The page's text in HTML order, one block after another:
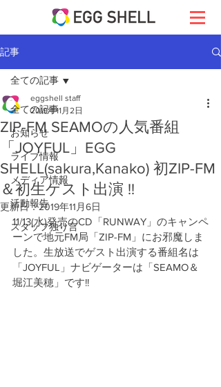
記事
全ての記事
お知らせ
ライブ情報
メディア情報
活動報告
スタッフ独り言
全ての記事
ZIP-FM SEAMOの人気番組
「JOYFUL」EGG
SHELL(sakura,Kanako) 初ZIP-FM
＆初生ゲスト出演 !!
eggshell staff
2019年11月2日
更新日：2019年11月6日
11/13(水)発売のCD「RUNWAY」のキャンペ
ーンで地元FM局「ZIP-FM」にお邪魔しま
した。生放送でゲスト出演する番組名は
「JOYFUL」ナビゲーターは「SEAMO＆
堀江美穂」です!!